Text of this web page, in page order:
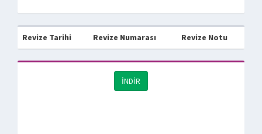
Revize Tarihi Revize Numarası Revize Notu
İNDİR